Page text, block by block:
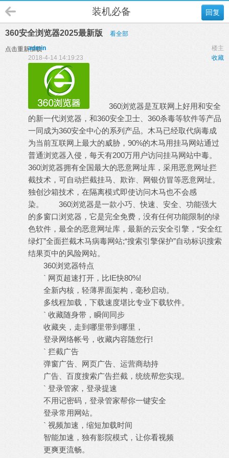
回复
装机必备
360安全浏览器2025最新版 看全部
点击重新加载 楼主
admin
收藏
2018-4-14 14:19:23
360浏览器是互联网上好用和安全
的新一代浏览器，和360安全卫士、360杀毒等软件等产品
一同成为360安全中心的系列产品。木马已经取代病毒成
为当前互联网上最大的威胁，90%的木马用挂马网站通过
普通浏览器入侵，每天有200万用户访问挂马网站中毒。
360浏览器拥有全国最大的恶意网址库，采用恶意网址拦
截技术，可自动拦截挂马、欺诈、网银仿冒等恶意网址。
独创沙箱技术，在隔离模式即使访问木马也不会感
染。 360浏览器是一款小巧、快速、安全、功能强大
的多窗口浏览器，它是完全免费，没有任何功能限制的绿
色软件，最全的恶意网址库，最新的云安全引擎，“安全红
绿灯”全面拦截木马病毒网站;“搜索引擎保护”自动标识搜索
结果页中的风险网站。
360浏览器特点
` 网页超速打开，比IE快80%!
全新内核，轻薄界面架构，毫秒启动。
多线程加载，下载速度堪比专业下载软件。
` 收藏随身带，瞬间同步
收藏夹，走到哪里带到哪里，
登录网络帐号，收藏内容随您行!
` 拦截广告
弹窗广告、网页广告、运营商劫持
广告、百度搜索广告拦截，统统帮您实现。
` 登录管家，登录提速
不用记密码，登录管家帮你一键安全
登录常用网站。
` 视频加速，缩短加载时间
智能加速，独有影院模式，让你看视频
更爽更流畅。